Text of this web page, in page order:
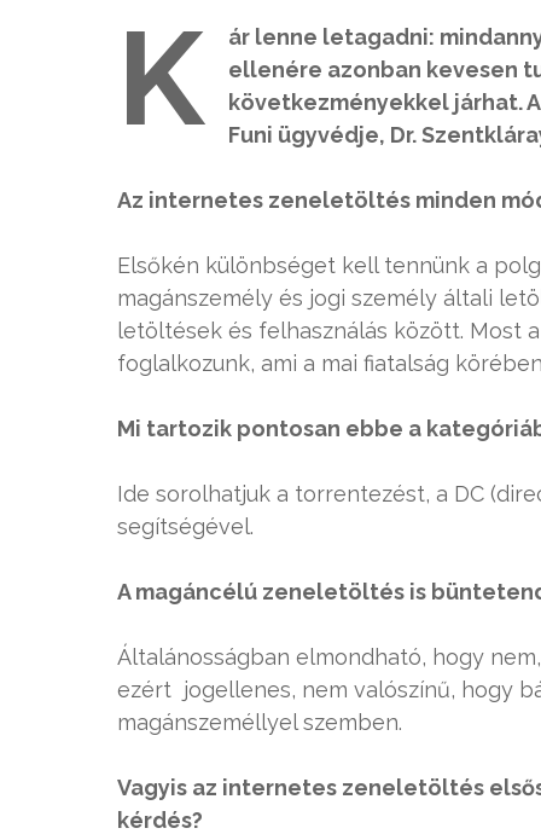
K
ár lenne letagadni:
ellenére azonban kevesen
következményekkel járhat.
Funi ügyvédje, Dr.
Az internetes zeneletöltés minden
Elsőkén különbséget kell tennünk a
magánszemély és jogi személy általi
letöltések és felhasználás között. Most
foglalkozunk, ami a mai fiatalság
Mi tartozik pontosan ebbe a
Ide sorolhatjuk a torrentezést, a DC
segítségével.
A magáncélú zeneletöltés is
Általánosságban elmondható, hogy
ezért jogellenes, nem valószínű, hogy
magánszeméllyel szemben.
Vagyis az internetes zeneletöltés
kérdés?